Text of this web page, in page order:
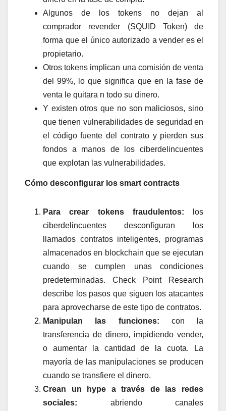
Algunos de los tokens no dejan al
comprador revender (SQUID Token) de
forma que el único autorizado a vender es el
propietario.
Otros tokens implican una comisión de venta
del 99%, lo que significa que en la fase de
venta le quitara n todo su dinero.
Y existen otros que no son maliciosos, sino
que tienen vulnerabilidades de seguridad en
el código fuente del contrato y pierden sus
fondos a manos de los ciberdelincuentes
que explotan las vulnerabilidades.
Cómo desconfigurar los smart contracts
Para crear tokens fraudulentos:
los
ciberdelincuentes desconfiguran los
llamados contratos inteligentes, programas
almacenados en blockchain que se ejecutan
cuando se cumplen unas condiciones
predeterminadas. Check Point Research
describe los pasos que siguen los atacantes
para aprovecharse de este tipo de contratos.
Manipulan las funciones: con la
transferencia de dinero, impidiendo vender,
o aumentar la cantidad de la cuota. La
mayoría de las manipulaciones se producen
cuando se transfiere el dinero.
Crean un hype a través de las redes
sociales: abriendo canales